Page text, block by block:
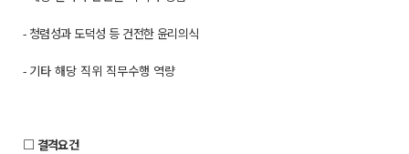
- 청렴성과 도덕성 등 건전한 윤리의식
- 기타 해당 직위 직무수행 역량
□ 결격요건